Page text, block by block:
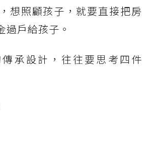
想照顧孩子，就要直接把房
過戶給孩子。
承設計，往往要思考四件